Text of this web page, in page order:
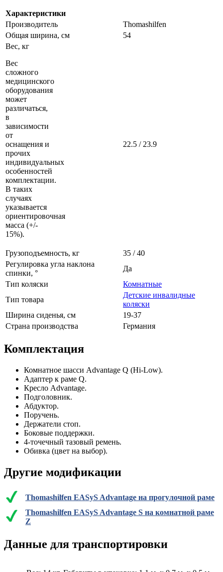
Характеристики
Производитель
Thomashilfen
Общая ширина, см
54
Вес, кг
Вес
сложного
медицинского
оборудования
может
различаться,
в
зависимости
от
оснащения и
прочих
индивидуальных
особенностей
комплектации.
В таких
случаях
указывается
ориентировочная
масса (+/-
15%).
22.5 / 23.9
Грузоподъемность, кг
35 / 40
Регулировка угла наклона
спинки, °
Да
Тип коляски
Комнатные
Тип товара
Детские инвалидные
коляски
Ширина сиденья, см
19-37
Страна производства
Германия
Комплектация
Комнатное шасси Advantage Q (Hi-Low).
Адаптер к раме Q.
Кресло Advantage.
Подголовник.
Абдуктор.
Поручень.
Держатели стоп.
Боковые поддержки.
4-точечный тазовый ремень.
Обивка (цвет на выбор).
Другие модификации
Thomashilfen EASyS Advantage на прогулочной раме
Thomashilfen EASyS Advantage S на комнатной раме
Z
Данные для транспортировки